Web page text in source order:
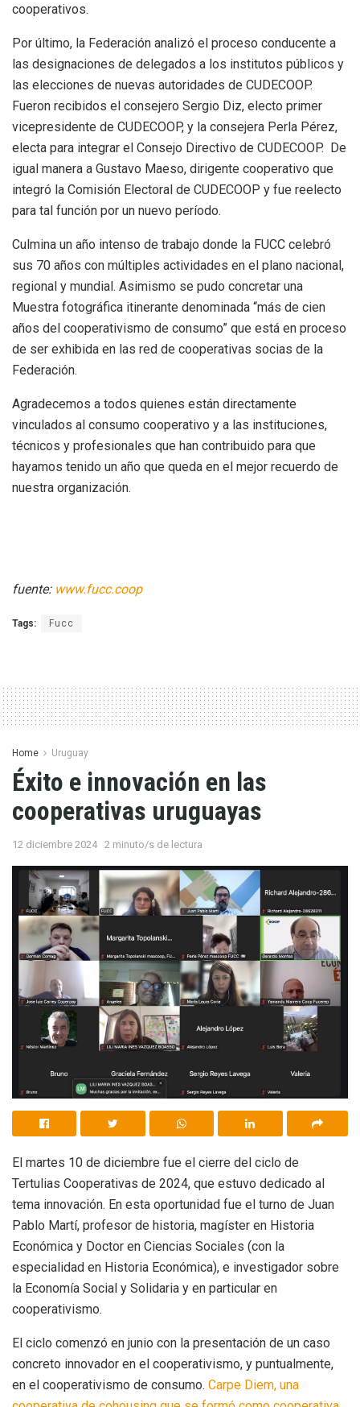
cooperativos.
Por último, la Federación analizó el proceso conducente a
las designaciones de delegados a los institutos públicos y
las elecciones de nuevas autoridades de CUDECOOP.
Fueron recibidos el consejero Sergio Diz, electo primer
vicepresidente de CUDECOOP, y la consejera Perla Pérez,
electa para integrar el Consejo Directivo de CUDECOOP. De
igual manera a Gustavo Maeso, dirigente cooperativo que
integró la Comisión Electoral de CUDECOOP y fue reelecto
para tal función por un nuevo período.
Culmina un año intenso de trabajo donde la FUCC celebró
sus 70 años con múltiples actividades en el plano nacional,
regional y mundial. Asimismo se pudo concretar una
Muestra fotográfica itinerante denominada “más de cien
años del cooperativismo de consumo” que está en proceso
de ser exhibida en las red de cooperativas socias de la
Federación.
Agradecemos a todos quienes están directamente
vinculados al consumo cooperativo y a las instituciones,
técnicos y profesionales que han contribuido para que
hayamos tenido un año que queda en el mejor recuerdo de
nuestra organización.
fuente: www.fucc.coop
Tags: Fucc
Home Uruguay
Éxito e innovación en las
cooperativas uruguayas
12 diciembre 2024 2 minuto/s de lectura
El martes 10 de diciembre fue el cierre del ciclo de
Tertulias Cooperativas de 2024, que estuvo dedicado al
tema innovación. En esta oportunidad fue el turno de Juan
Pablo Martí, profesor de historia, magíster en Historia
Económica y Doctor en Ciencias Sociales (con la
especialidad en Historia Económica), e investigador sobre
la Economía Social y Solidaria y en particular en
cooperativismo.
El ciclo comenzó en junio con la presentación de un caso
concreto innovador en el cooperativismo, y puntualmente,
en el cooperativismo de consumo. Carpe Diem, una